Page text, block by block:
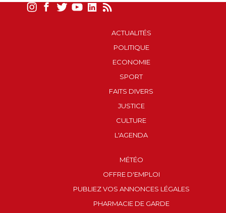
ACTUALITÉS
POLITIQUE
ECONOMIE
SPORT
FAITS DIVERS
JUSTICE
CULTURE
L'AGENDA
MÉTÉO
OFFRE D'EMPLOI
PUBLIEZ VOS ANNONCES LÉGALES
PHARMACIE DE GARDE